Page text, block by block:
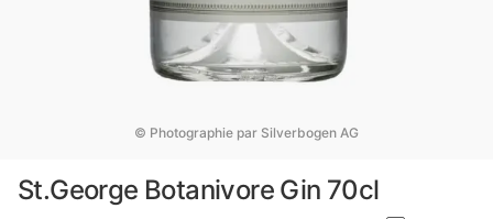
© Photographie par Silverbogen AG
St.George Botanivore Gin 70cl